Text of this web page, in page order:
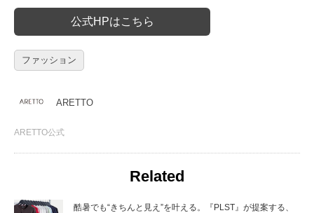
公式HPはこちら
ファッション
ARETTO
ARETTO公式
Related
酷暑でも“きちんと見え”を叶える。『PLST』が提案する、